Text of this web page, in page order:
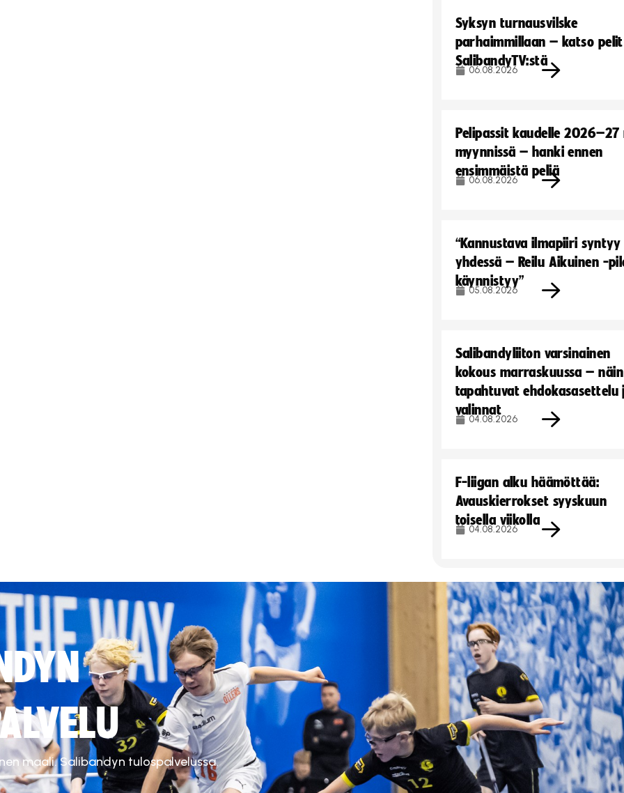
Syksyn turnausvilske
parhaimmillaan – katso pelit
SalibandyTV:stä
06.08.2026
Pelipassit kaudelle
myynnissä – hanki ennen
ensimmäistä peliä
06.08.2026
“Kannustava ilmapiiri syntyy
yhdessä – Reilu Aikuinen -
käynnistyy”
05.08.2026
Salibandyliiton varsinainen
kokous marraskuussa – näin
tapahtuvat ehdokasasettelu
valinnat
04.08.2026
F-liigan alku häämöttää:
Avauskierrokset syyskuun
toisella viikolla
04.08.2026
maali. Salibandyn tulospalvelussa.